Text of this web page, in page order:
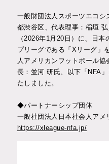
インタビュー
お問い合わせ
JP EN
一般財団法人スポーツエコ
都渋谷区、代表理事：稲垣
（2026年1月20日）に、日
プリーグである「Xリーグ」
人アメリカンフットボール
長：並河 研氏、以下「NFA
たしました。
◆パートナーシップ団体
一般社団法人日本社会人アメ
https://xleague-nfa.jp/